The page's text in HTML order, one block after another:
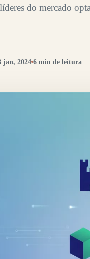
do mercado
jan, 2024 6 min de leitura